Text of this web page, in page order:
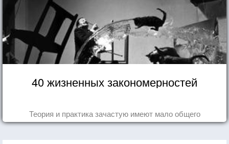
40 жизненных закономерностей
Теория и практика зачастую имеют мало общего